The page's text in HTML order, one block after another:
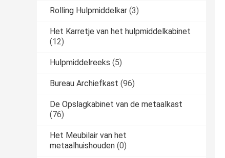
Rolling Hulpmiddelkar (3)
Het Karretje van het hulpmiddelkabinet
(12)
Hulpmiddelreeks (5)
Bureau Archiefkast (96)
De Opslagkabinet van de metaalkast
(76)
Het Meubilair van het
metaalhuishouden (0)